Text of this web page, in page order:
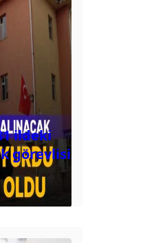
ildeki
görevlisi